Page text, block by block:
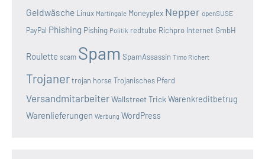
Geldwäsche Linux Martingale Moneyplex Nepper openSUSE
PayPal Phishing Pishing Politik redtube Richpro Internet GmbH
Roulette scam Spam SpamAssassin Timo Richert
Trojanertrojan horse Trojanisches Pferd
VersandmitarbeiterWallstreet Trick Warenkreditbetrug
Warenlieferungen Werbung WordPress